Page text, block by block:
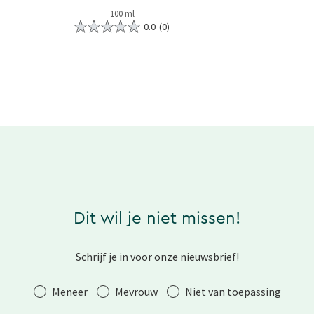
100 ml
0.0 (0)
Dit wil je niet missen!
Schrijf je in voor onze nieuwsbrief!
AanhefMeneer Mevrouw Niet van toepassing